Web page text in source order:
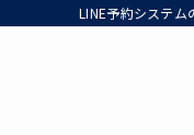
LINE予約システム